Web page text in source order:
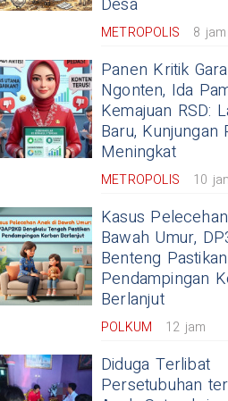
Desa
METROPOLIS 8 jam
Panen Kritik
Ngonten, Ida
Kemajuan RSD:
Baru, Kunjungan
Meningkat
METROPOLIS 10
Kasus
Bawah Umur,
Benteng Pastikan
Pendampingan
Berlanjut
POLKUM 12 jam
Diduga Terlibat
Persetubuhan